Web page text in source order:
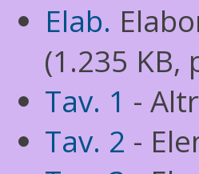
Elab.
(1.235 KB,
Tav. 1 -
Tav. 2 -